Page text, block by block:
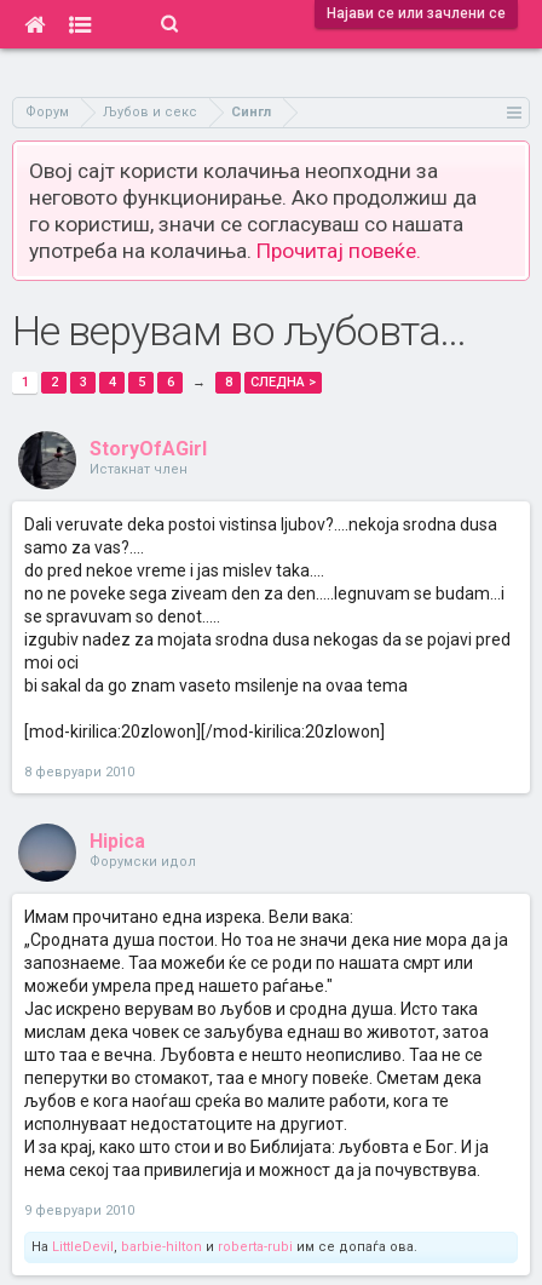
Најави се или зачлени се
Форум Љубов и секс Сингл
Овој сајт користи колачиња неопходни за
неговото функционирање. Ако продолжиш да
го користиш, значи се согласуваш со нашата
употреба на колачиња. Прочитај повеќе.
Не верувам во љубовта...
1 2 3 4 5 6 → 8 СЛЕДНА >
StoryOfAGirl
Истакнат член
Dali veruvate deka postoi vistinsa ljubov?....nekoja srodna dusa
samo za vas?....
do pred nekoe vreme i jas mislev taka....
no ne poveke sega ziveam den za den.....legnuvam se budam...i
se spravuvam so denot.....
izgubiv nadez za mojata srodna dusa nekogas da se pojavi pred
moi oci
bi sakal da go znam vaseto msilenje na ovaa tema
[mod-kirilica:20zlowon][/mod-kirilica:20zlowon]
8 февруари 2010
Hipica
Форумски идол
Имам прочитано една изрека. Вели вака:
„Сродната душа постои. Но тоа не значи дека ние мора да ја
запознаеме. Таа можеби ќе се роди по нашата смрт или
можеби умрела пред нашето раѓање."
Јас искрено верувам во љубов и сродна душа. Исто така
мислам дека човек се заљубува еднаш во животот, затоа
што таа е вечна. Љубовта е нешто неописливо. Таа не се
пеперутки во стомакот, таа е многу повеќе. Сметам дека
љубов е кога наоѓаш среќа во малите работи, кога те
исполнуваат недостатоците на другиот.
И за крај, како што стои и во Библијата: љубовта е Бог. И ја
нема секој таа привилегија и можност да ја почувствува.
9 февруари 2010
На LittleDevil, barbie-hilton и roberta-rubi им се допаѓа ова.